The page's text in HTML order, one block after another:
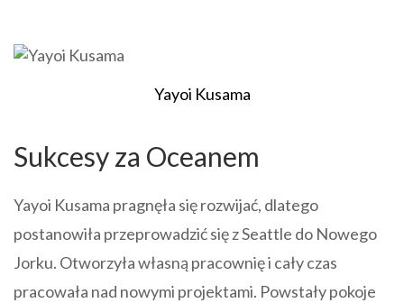
Yayoi Kusama
Sukcesy za Oceanem
Yayoi Kusama pragnęła się rozwijać, dlatego
postanowiła przeprowadzić się z Seattle do Nowego
Jorku. Otworzyła własną pracownię i cały czas
pracowała nad nowymi projektami. Powstały pokoje